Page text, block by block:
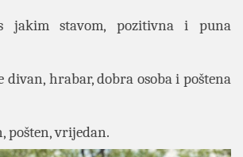
jakim stavom, pozitivna i puna
divan, hrabar, dobra osoba i poštena
pošten, vrijedan.